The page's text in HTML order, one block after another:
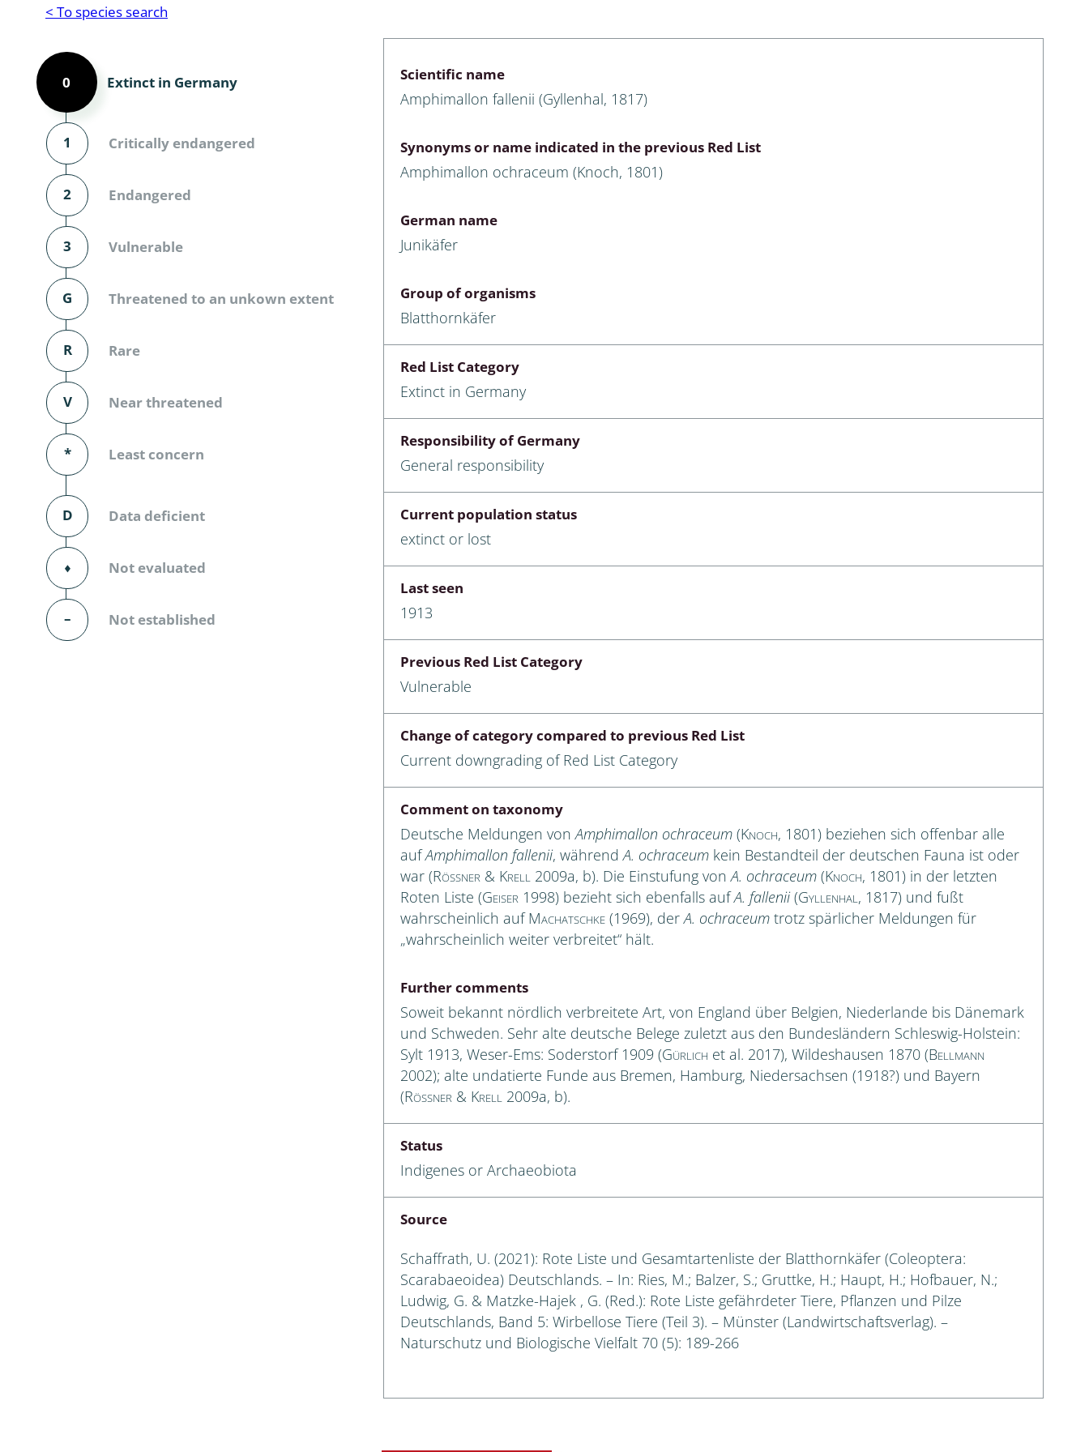
Reptilia
Aves
Branchiopoda: Anostraca,
Coleoptera: Scarabaeoidea
Makrozoobenthos
Diptera: Chaoboridae
Diptera: Thaumaleidae
Lepidoptera: Noctuoidea
Diptera: Ceratopogonidae
Diptera: Empidoidea
Neuropterida: Raphidioptera,
Megaloptera, Neuroptera
Hymenoptera: Symphyta
Lumbricidae & Criodrilidae
Coleoptera: Curculionoidea
Diptera: Syrphidae
Arachnida: Araneae
Lepidoptera: Bombyces, Sphinges s.l.
Lepidoptera: Papilionoidea,
marine Chlorophyta, Phaeophyceae &
Phaeophyceae & Rhodophyta
< To species search
0 Extinct in Germany
1 Critically endangered
2 Endangered
3 Vulnerable
G Threatened to an unkown extent
R Rare
V Near threatened
* Least concern
D Data deficient
⬧ Not evaluated
– Not established
Scientific name
Amphimallon fallenii (Gyllenhal, 1817)
Synonyms or name indicated in the previous Red List
Amphimallon ochraceum (Knoch, 1801)
German name
Junikäfer
Group of organisms
Blatthornkäfer
Red List Category
Extinct in Germany
Responsibility of Germany
General responsibility
Current population status
extinct or lost
Last seen
1913
Previous Red List Category
Vulnerable
Change of category compared to previous Red List
Current downgrading of Red List Category
Comment on taxonomy
Deutsche Meldungen vonAmphimallon ochraceum(Knoch, 1801) beziehen sich offenbar alle
aufAmphimallon fallenii, währendA. ochraceumkein Bestandteil der deutschen Fauna ist oder
war (Rößner & Krell2009a, b). Die Einstufung vonA. ochraceum(Knoch, 1801) in der letzten
Roten Liste (Geiser1998) bezieht sich ebenfalls aufA. fallenii(Gyllenhal, 1817) und fußt
wahrscheinlich aufMachatschke(1969), derA. ochraceumtrotz spärlicher Meldungen für
„wahrscheinlich weiter verbreitet“ hält.
Further comments
Soweit bekannt nördlich verbreitete Art, von England über Belgien, Niederlande bis Dänemark
und Schweden. Sehr alte deutsche Belege zuletzt aus den Bundesländern Schleswig-Holstein:
Sylt 1913, Weser-Ems: Soderstorf 1909 (Gürlich et al. 2017), Wildeshausen 1870 (Bellmann
2002); alte undatierte Funde aus Bremen, Hamburg, Niedersachsen (1918?) und Bayern
(Rößner & Krell2009a, b).
Status
Indigenes or Archaeobiota
Source
Schaffrath, U. (2021): Rote Liste und Gesamtartenliste der Blatthornkäfer (Coleoptera:
Scarabaeoidea) Deutschlands. – In: Ries, M.; Balzer, S.; Gruttke, H.; Haupt, H.; Hofbauer, N.;
Ludwig, G. & Matzke-Hajek , G. (Red.): Rote Liste gefährdeter Tiere, Pflanzen und Pilze
Deutschlands, Band 5: Wirbellose Tiere (Teil 3). – Münster (Landwirtschaftsverlag). –
Naturschutz und Biologische Vielfalt 70 (5): 189-266